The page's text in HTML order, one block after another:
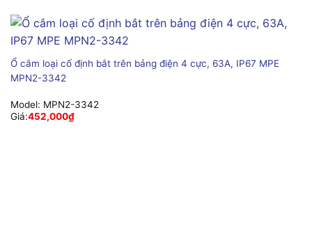
Ổ cắm loại cố định bắt trên bảng điện 4 cực, 63A, IP67 MPE
MPN2-3342
Model: MPN2-3342
Giá:452,000₫